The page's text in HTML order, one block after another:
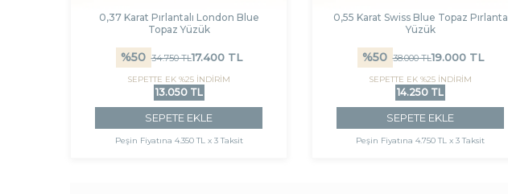
0,37 Karat Pırlantalı London Blue
Topaz Yüzük
%50 34.750TL17.400TL
SEPETTE EK %25 İNDİRİM
13.050 TL
SEPETE EKLE
Peşin Fiyatına 4.350 TL x 3 Taksit
0,55 Karat Swiss Blue Topaz Pırlanta
Yüzük
%50 38.000TL19.000TL
SEPETTE EK %25 İNDİRİM
14.250 TL
SEPETE EKLE
Peşin Fiyatına 4.750 TL x 3 Taksit